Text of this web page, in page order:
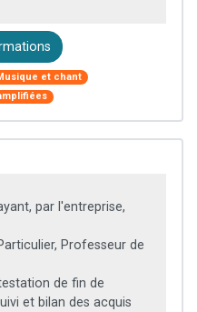
et chant
par l'entreprise,
Professeur de
de fin de
et bilan des acquis